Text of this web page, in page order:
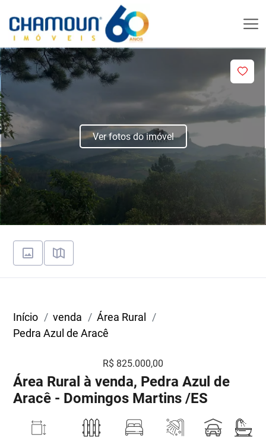
Ver fotos do imóvel
Início venda
Área Rural
Pedra Azul de Aracê
R$ 825.000,00
Área Rural à venda, Pedra Azul de
Aracê - Domingos Martins /ES